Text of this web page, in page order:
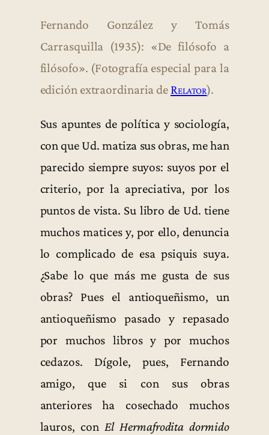
Fernando González y Tomás
Carrasquilla (1935): «De filósofo a
filósofo». (Fotografía especial para la
edición extraordinaria de Relator).
Sus apuntes de política y sociología,
con que Ud. matiza sus obras, me han
parecido siempre suyos: suyos por el
criterio, por la apreciativa, por los
puntos de vista. Su libro de Ud. tiene
muchos matices y, por ello, denuncia
lo complicado de esa psiquis suya.
¿Sabe lo que más me gusta de sus
obras? Pues el antioqueñismo, un
antioqueñismo pasado y repasado
por muchos libros y por muchos
cedazos. Dígole, pues, Fernando
amigo, que si con sus obras
anteriores ha cosechado muchos
lauros, con El Hermafrodita dormido